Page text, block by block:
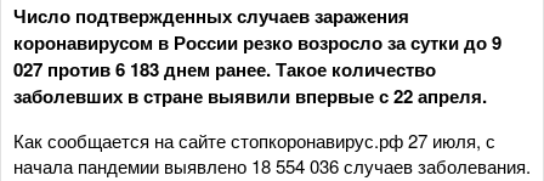
Число подтвержденных случаев заражения
коронавирусом в России резко возросло за сутки до 9
027 против 6 183 днем ранее. Такое количество
заболевших в стране выявили впервые с 22 апреля.
Как сообщается на сайте стопкоронавирус.рф 27 июля, с
начала пандемии выявлено 18 554 036 случаев заболевания.